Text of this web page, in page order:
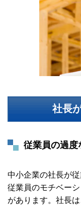
社長
従業員の過度
中小企業の社長が
従業員のモチベー
があります。社長